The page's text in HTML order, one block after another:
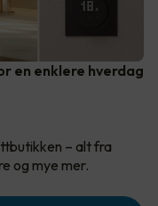
en enklere hverdag
– alt fra
og mye mer.